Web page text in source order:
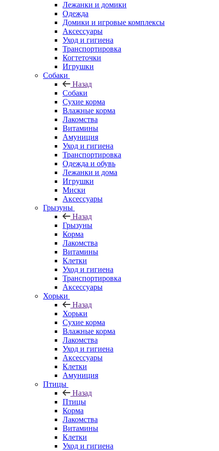
Лежанки и домики
Одежда
Домики и игровые комплексы
Аксессуары
Уход и гигиена
Транспортировка
Когтеточки
Игрушки
Собаки
Назад
Собаки
Сухие корма
Влажные корма
Лакомства
Витамины
Амуниция
Уход и гигиена
Транспортировка
Одежда и обувь
Лежанки и дома
Игрушки
Миски
Аксессуары
Грызуны
Назад
Грызуны
Корма
Лакомства
Витамины
Клетки
Уход и гигиена
Транспортировка
Аксессуары
Хорьки
Назад
Хорьки
Сухие корма
Влажные корма
Лакомства
Уход и гигиена
Аксессуары
Клетки
Амуниция
Птицы
Назад
Птицы
Корма
Лакомства
Витамины
Клетки
Уход и гигиена